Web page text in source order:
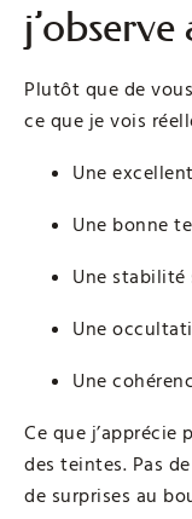
Plutôt que de
ce que je vois
Une
Une bonne
Une
Une
Une
Ce que j’apprécie
des teintes. Pas
de surprises au